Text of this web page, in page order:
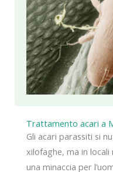
Trattamento acari a
Gli acari parassiti si
xilofaghe, ma in
una minaccia per